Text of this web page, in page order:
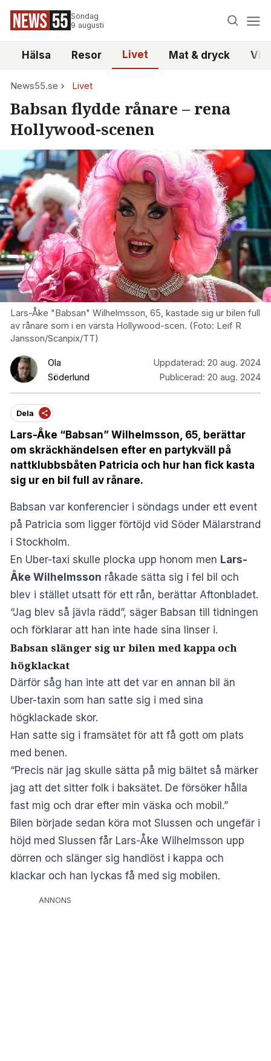
Söndag
9 augusti
Hälsa Resor Livet Mat & dryck
News55.se Livet
Babsan flydde rånare – rena
Hollywood-scenen
Lars-Åke "Babsan" Wilhelmsson, 65, kastade sig ur bilen full
av rånare som i en värsta Hollywood-scen. (Foto: Leif R
Jansson/Scanpix/TT)
Ola
Söderlund
Uppdaterad: 20 aug. 2024
Publicerad: 20 aug. 2024
Dela
Lars-Åke “Babsan” Wilhelmsson, 65, berättar
om skräckhändelsen efter en partykväll på
nattklubbsbåten Patricia och hur han fick kasta
sig ur en bil full av rånare.
Babsan var konferencier i söndags under ett event
på Patricia som ligger förtöjd vid Söder Mälarstrand
i Stockholm.
En Uber-taxi skulle plocka upp honom men Lars-
Åke Wilhelmsson råkade sätta sig i fel bil och
blev i stället utsatt för ett rån, berättar Aftonbladet.
“Jag blev så jävla rädd”, säger Babsan till tidningen
och förklarar att han inte hade sina linser i.
Babsan slänger sig ur bilen med kappa och
högklackat
Därför såg han inte att det var en annan bil än
Uber-taxin som han satte sig i med sina
högklackade skor.
Han satte sig i framsätet för att få gott om plats
med benen.
“Precis när jag skulle sätta på mig bältet så märker
jag att det sitter folk i baksätet. De försöker hålla
fast mig och drar efter min väska och mobil.”
Bilen började sedan köra mot Slussen och ungefär i
höjd med Slussen får Lars-Åke Wilhelmsson upp
dörren och slänger sig handlöst i kappa och
klackar och han lyckas få med sig mobilen.
ANNONS